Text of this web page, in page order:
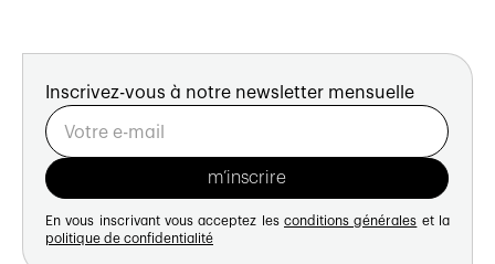
Inscrivez-vous à notre newsletter mensuelle
En vous inscrivant vous acceptez les conditions générales et la
politique de confidentialité